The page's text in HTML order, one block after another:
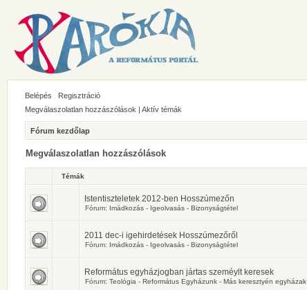
Belépés Regisztráció
Megválaszolatlan hozzászólások | Aktív témák
Fórum kezdőlap
Megválaszolatlan hozzászólások
Témák
Istentiszteletek 2012-ben Hosszúmezőn
Fórum: Imádkozás - Igeolvasás - Bizonyságtétel
2011 dec-i igehirdetések Hosszúmezőről
Fórum: Imádkozás - Igeolvasás - Bizonyságtétel
Református egyházjogban jártas szeméylt keresek
Fórum: Teológia - Református Egyházunk - Más keresztyén egyházak